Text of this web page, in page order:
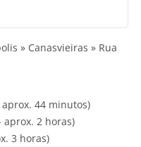
» Canasvieiras » Rua
44 minutos)
aprox. 2 horas)
3 horas)